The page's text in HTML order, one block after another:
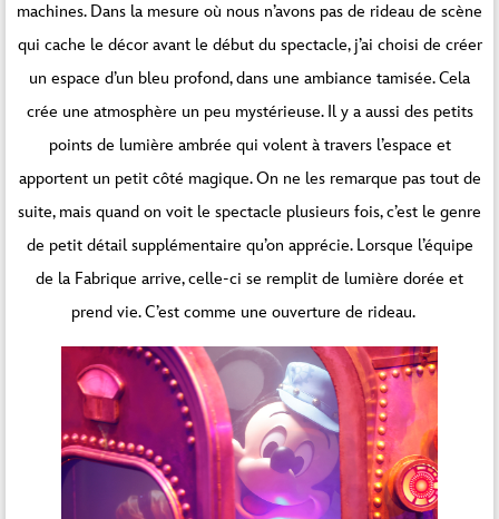
machines. Dans la mesure où nous n’avons pas de rideau de scène
qui cache le décor avant le début du spectacle, j’ai choisi de créer
un espace d’un bleu profond, dans une ambiance tamisée. Cela
crée une atmosphère un peu mystérieuse. Il y a aussi des petits
points de lumière ambrée qui volent à travers l’espace et
apportent un petit côté magique. On ne les remarque pas tout de
suite, mais quand on voit le spectacle plusieurs fois, c’est le genre
de petit détail supplémentaire qu’on apprécie. Lorsque l’équipe
de la Fabrique arrive, celle-ci se remplit de lumière dorée et
prend vie. C’est comme une ouverture de rideau.